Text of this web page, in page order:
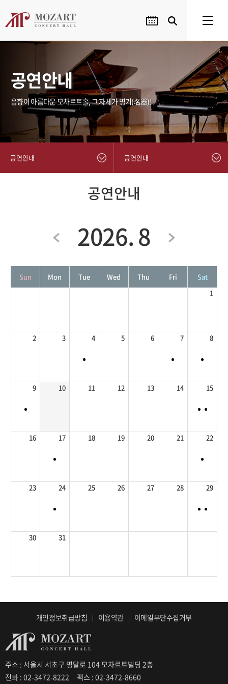
공연안내
음향이 아름다운 모차르트홀, 그 자체가 명기(名器)!
공연안내 공연안내
공연안내
2026. 8
Sun Mon Tue Wed Thu Fri
Sat
1
2 3 4 5 6 7 8
9 10 11 12 13 14 15
16 17 18 19 20 21 22
23 24 25 26 27 28 29
30 31
개인정보취급방침 이용약관 이메일무단수집거부
주소 : 서울시 서초구 명달로 104 모차르트빌딩 2층
전화 : 02-3472-8222
팩스 : 02-3472-8660